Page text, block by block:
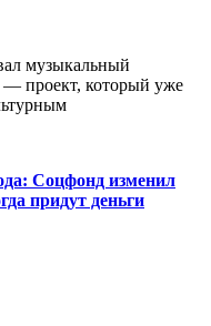
музыкальный
— проект, который уже
Соцфонд изменил
придут деньги